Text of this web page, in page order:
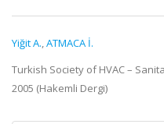
Yiğit A.,ATMACA İ.
Turkish Society of HVAC –
2005 (Hakemli Dergi)